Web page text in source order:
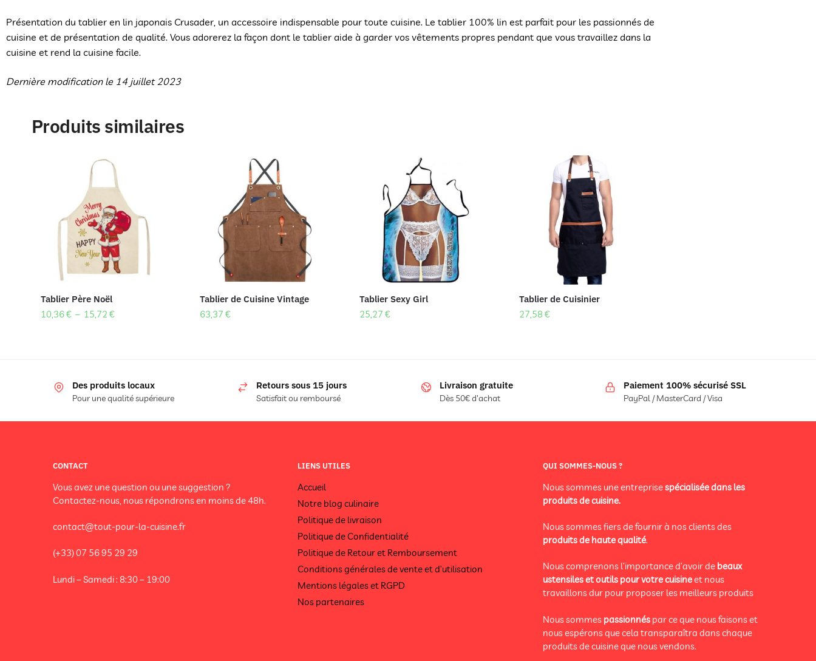
Présentation du tablier en lin japonais Crusader, un accessoire indispensable pour toute cuisine. Le tablier 100% lin est parfait pour les passionnés de
cuisine et de présentation de qualité. Vous adorerez la façon dont le tablier aide à garder vos vêtements propres pendant que vous travaillez dans la
cuisine et rend la cuisine facile.
Dernière modification le 14 juillet 2023
Produits similaires
Tablier Père Noël
10,36€ – 15,72 €
Tablier de Cuisine Vintage
63,37€
Tablier Sexy Girl
25,27 €
Tablier de Cuisinier
27,58 €
Des produits locaux
Pour une qualité supérieure
Retours sous 15 jours
Satisfait ou remboursé
Livraison gratuite
Dès 50€ d'achat
Paiement 100% sécurisé SSL
PayPal / MasterCard / Visa
CONTACT
Vous avez une question ou une suggestion ?
Contactez-nous, nous répondrons en moins de 48h.
contact@tout-pour-la-cuisine.fr
(+33) 07 56 95 29 29
Lundi – Samedi : 8:30 – 19:00
LIENS UTILES
Accueil
Notre blog culinaire
Politique de livraison
Politique de Confidentialité
Politique de Retour et Remboursement
Conditions générales de vente et d’utilisation
Mentions légales et RGPD
Nos partenaires
QUI SOMMES-NOUS ?
Nous sommes une entreprisespécialisée dans les
produits de cuisine.
Nous sommes fiers de fournir à nos clients des
produits de haute qualité.
Nous comprenons l’importance d’avoir de beaux
ustensiles et outils pour votre cuisineet nous
travaillons dur pour proposer les meilleurs produits
Nous sommes passionnéspar ce que nous faisons et
nous espérons que cela transparaîtra dans chaque
produits de cuisine que nous vendons.